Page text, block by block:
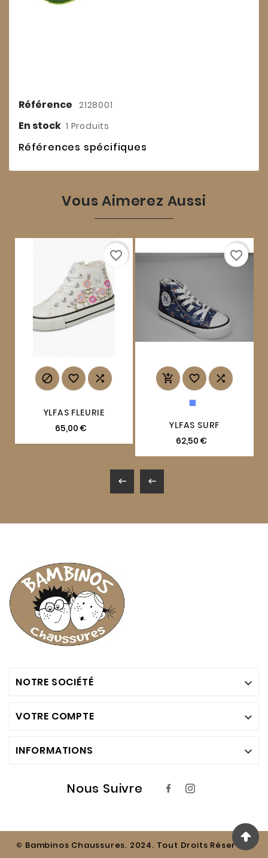
Référence 2128001
En stock 1 Produits
Références spécifiques
Vous Aimerez Aussi
  
YLFAS FLEURIE
65,00 €
favorite_border
  
YLFAS SURF
62,50 €
favorite_border
 
NOTRE SOCIÉTÉ 
VOTRE COMPTE 
INFORMATIONS 
Nous Suivre
© Bambinos Chaussures. 2024. Tout Droits Réservés